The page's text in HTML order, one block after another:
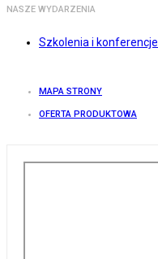
NASZE WYDARZENIA
Szkolenia i konferencje
MAPA STRONY
OFERTA PRODUKTOWA